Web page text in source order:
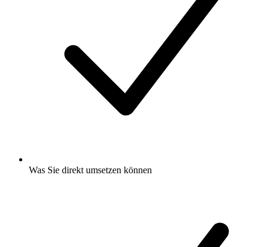
Was Sie direkt umsetzen können